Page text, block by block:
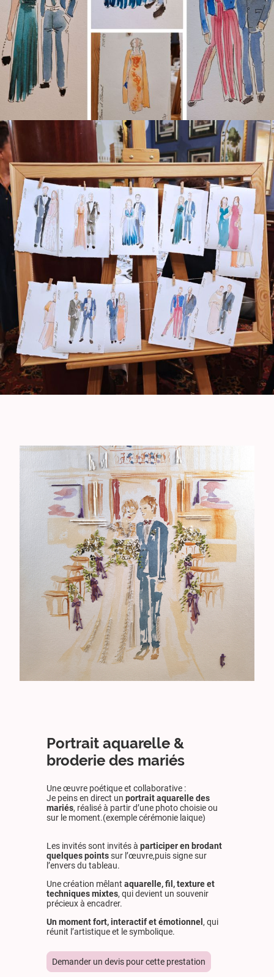
Portrait aquarelle &
broderie des mariés
Une œuvre poétique et collaborative :
Je peins en direct un portrait aquarelle des
mariés, réalisé à partir d’une photo choisie ou
sur le moment.(exemple cérémonie laique)
Les invités sont invités à participer en brodant
quelques pointssur l’œuvre,puis signe sur
l’envers du tableau.
Une création mêlant aquarelle, fil, texture et
techniques mixtes, qui devient un souvenir
précieux à encadrer.
Un moment fort, interactif et émotionnel , qui
réunit l’artistique et le symbolique.
Demander un devis pour cette prestation